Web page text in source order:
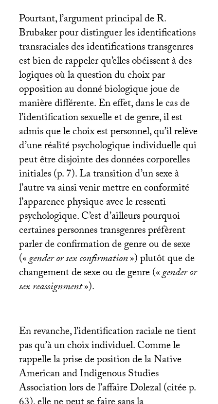
Pourtant, l’argument principal de R.
Brubaker pour distinguer les identifications
transraciales des identifications transgenres
est bien de rappeler qu’elles obéissent à des
logiques où la question du choix par
opposition au donné biologique joue de
manière différente. En effet, dans le cas de
l’identification sexuelle et de genre, il est
admis que le choix est personnel, qu’il relève
d’une réalité psychologique individuelle qui
peut être disjointe des données corporelles
initiales (p. 7). La transition d’un sexe à
l’autre va ainsi venir mettre en conformité
l’apparence physique avec le ressenti
psychologique. C’est d’ailleurs pourquoi
certaines personnes transgenres préfèrent
parler de confirmation de genre ou de sexe
(«gender or sex confirmation») plutôt que de
changement de sexe ou de genre («gender or
sex reassignment»).
En revanche, l’identification raciale ne tient
pas qu’à un choix individuel. Comme le
rappelle la prise de position de la Native
American and Indigenous Studies
Association lors de l’affaire Dolezal (citée p.